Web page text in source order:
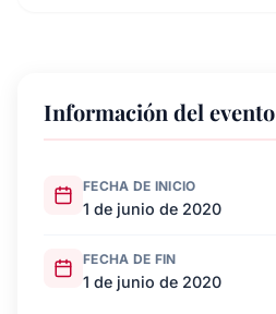
Información del evento
FECHA DE INICIO
1 de junio de 2020
FECHA DE FIN
1 de junio de 2020